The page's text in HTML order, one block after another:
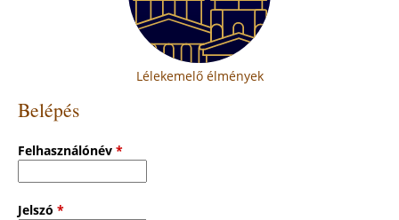
Lélekemelő élmények
Belépés
Felhasználónév *
Jelszó *